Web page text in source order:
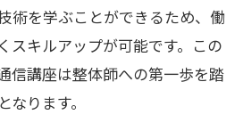
ぶマーケティング戦略
するための顧客サービスス
ビジネススキルの活用法
術を学ぶことができるため、働
スキルアップが可能です。この
信講座は整体師への第一歩を踏
ります。